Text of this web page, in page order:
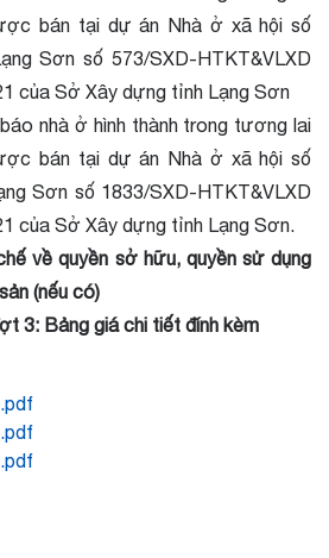
bán tại dự án Nhà ở xã hội số
Sơn số 573/SXD-HTKT&VLXD
của Sở Xây dựng tỉnh Lạng Sơn
nhà ở hình thành trong tương lai
bán tại dự án Nhà ở xã hội số
Sơn số 1833/SXD-HTKT&VLXD
của Sở Xây dựng tỉnh Lạng Sơn.
về quyền sở hữu, quyền sử dụng
(nếu có)
3: Bảng giá chi tiết đính kèm